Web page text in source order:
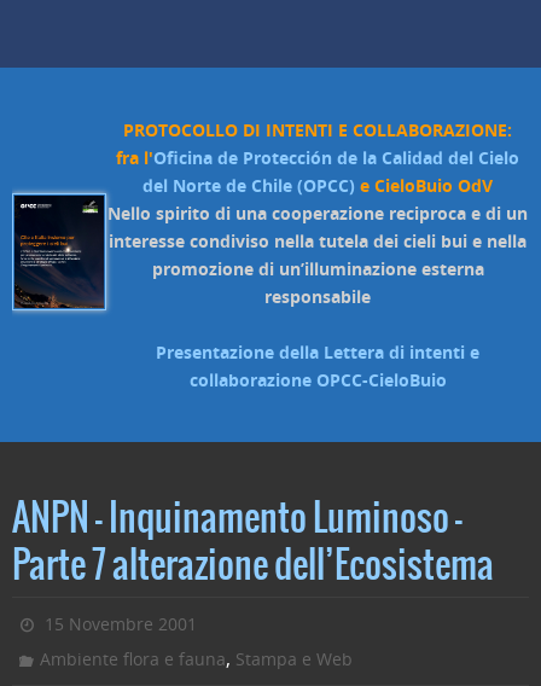
PROTOCOLLO DI INTENTI E COLLABORAZIONE:
fra l'Oficina de Protección de la Calidad del Cielo
del Norte de Chile (OPCC) e CieloBuio OdV
Nello spirito di una cooperazione reciproca e di un
interesse condiviso nella tutela dei cieli bui e nella
promozione di un’illuminazione esterna
responsabile
Presentazione della Lettera di intenti e
collaborazione OPCC-CieloBuio
ANPN – Inquinamento Luminoso –
Parte 7 alterazione dell’Ecosistema
15 Novembre 2001
Ambiente flora e fauna, Stampa e Web